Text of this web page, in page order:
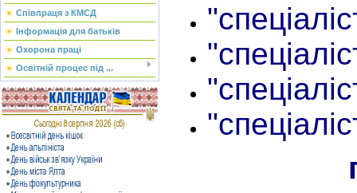
Співпраця з КМСД
Інформація для батьків
Охорона праці
Освітній процес під ...